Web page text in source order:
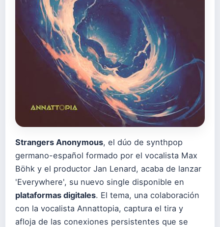
Strangers Anonymous, el dúo de synthpop
germano-español formado por el vocalista Max
Böhk y el productor Jan Lenard, acaba de lanzar
'Everywhere', su nuevo single disponible en
plataformas digitales. El tema, una colaboración
con la vocalista Annattopia, captura el tira y
afloja de las conexiones persistentes que se